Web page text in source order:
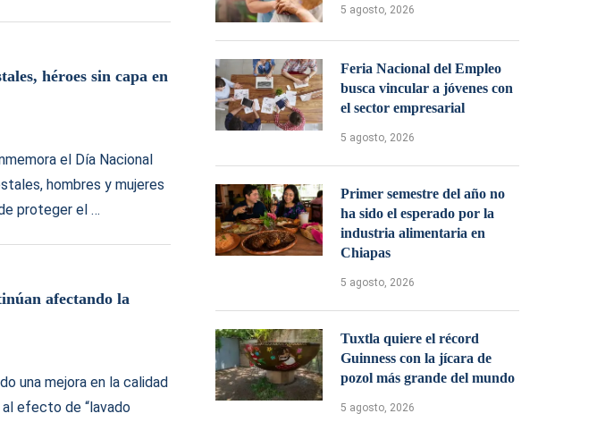
héroes sin capa en
el Día Nacional
hombres y mujeres
proteger el …
afectando la
una mejora en la calidad
efecto de “lavado
5 agosto, 2026
Feria Nacional del Empleo
busca vincular a jóvenes con
el sector empresarial
5 agosto, 2026
Primer semestre del año no
ha sido el esperado por la
industria alimentaria en
Chiapas
5 agosto, 2026
Tuxtla quiere el récord
Guinness con la jícara de
pozol más grande del mundo
5 agosto, 2026